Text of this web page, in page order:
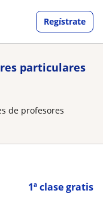
Regístrate
particulares
de profesores
1ª clase gratis